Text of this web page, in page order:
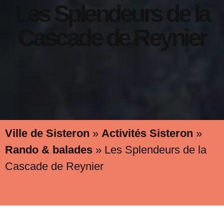
Les Splendeurs de la
Cascade de Reynier
Ville de Sisteron » Activités Sisteron »
Rando & balades » Les Splendeurs de la
Cascade de Reynier